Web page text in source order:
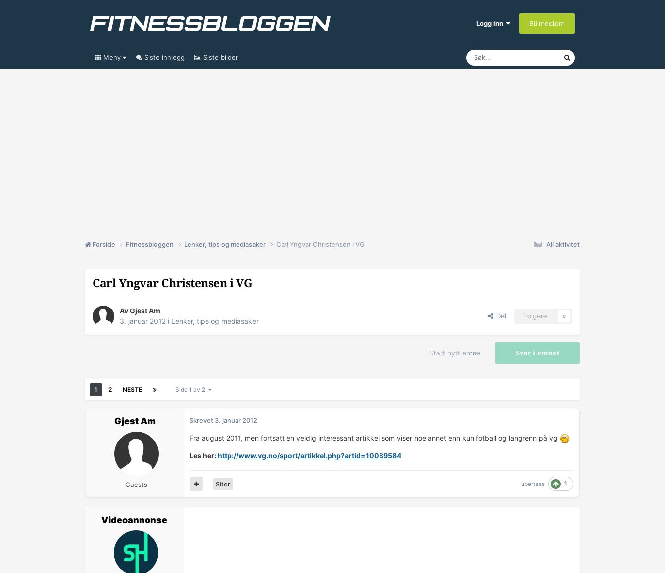
Logg inn Bli medlem
Meny Siste innlegg Siste bilder
All aktivitet
Forside Fitnessbloggen Lenker, tips og mediasaker Carl Yngvar Christensen i VG
Carl Yngvar Christensen i VG
Av Gjest Am
3. januar 2012 i Lenker, tips og mediasaker
Del Følgere 0
Svar i emnet
Start nytt emne
1 2 NESTE Side 1 av 2
Gjest Am
Guests
Skrevet 3. januar 2012
Fra august 2011, men fortsatt en veldig interessant artikkel som viser noe annet enn kun fotball og langrenn på vg
Les her:http://www.vg.no/sport/artikkel.php?artid=10089584
ubertass 1
Siter
Videoannonse